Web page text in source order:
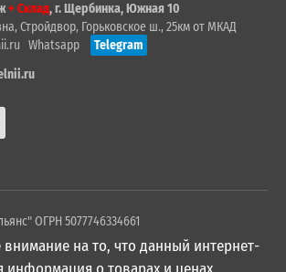
+ Склад, г. Щербинка, Южная 10
Стройдвор, Горьковское ш., 25км от МКАД
Whatsapp
Telegram
ОГРН 5077746334661
на то, что данный интернет-